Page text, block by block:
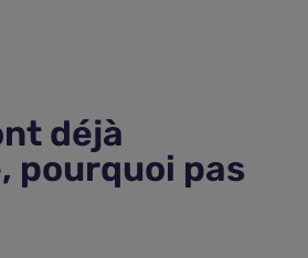
déjà
pourquoi pas